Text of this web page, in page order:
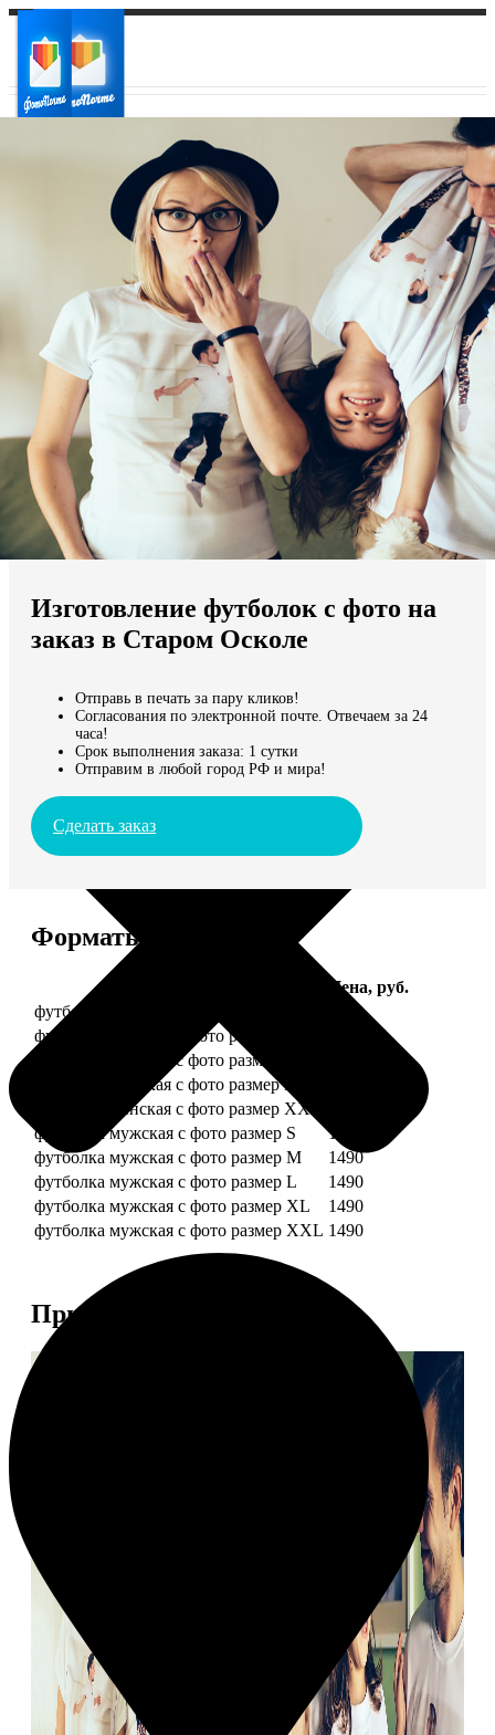
Ваш регион доставки
Выберите из списка:
Мы доставляем по всему миру
Продолжить без города
Изготовление футболок с фото на
заказ в Старом Осколе
Отправь в печать за пару кликов!
Согласования по электронной почте. Отвечаем за 24
часа!
Срок выполнения заказа: 1 сутки
Отправим в любой город РФ и мира!
Сделать заказ
Форматы и цены
Цена, руб.
футболка женская с фото размер S
1490
футболка женская с фото размер M
футболка женская с фото размер L
футболка женская с фото размер XL
футболка женская с фото размер XXL
футболка мужская с фото размер S
1490
футболка мужская с фото размер M
1490
футболка мужская с фото размер L
1490
футболка мужская с фото размер XL
1490
футболка мужская с фото размер XXL 1490
Примеры работ